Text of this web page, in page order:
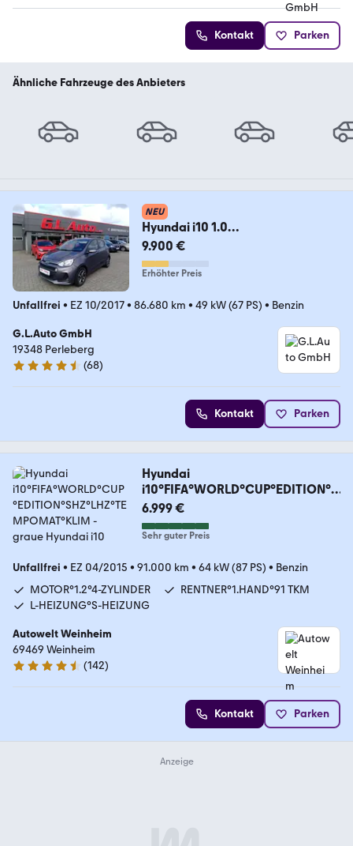
Kontakt Parken
Ähnliche Fahrzeuge des Anbieters
NEU
Hyundai i10 1.0
Automatik/NAVI/KLIMA/SH/PDC/
LENKRADHZG
9.900 €
Erhöhter Preis
Unfallfrei • EZ 10/2017• 86.680 km • 49 kW (67 PS) • Benzin
G.L.Auto GmbH
19348 Perleberg
4.3 Sterne
(68)
Kontakt Parken
Hyundai
i10°FIFA°WORLD°CUP°EDITION°S
HZ°LHZ°TEMPOMAT°KLIM
6.999 €
Sehr guter Preis
Unfallfrei • EZ 04/2015 • 91.000 km • 64 kW (87 PS) • Benzin
MOTOR°1.2°4-ZYLINDER
RENTNER°1.HAND°91 TKM
L-HEIZUNG°S-HEIZUNG
Autowelt Weinheim
69469 Weinheim
4.7 Sterne
(142)
Kontakt Parken